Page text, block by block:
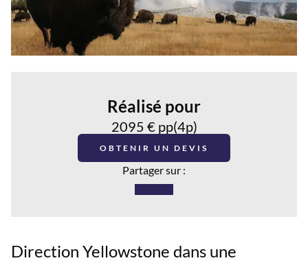
Réalisé pour
2095 € pp(4p)
OBTENIR UN DEVIS
Partager sur :
Direction Yellowstone dans une